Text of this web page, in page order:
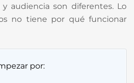
audiencia son diferentes. Lo
no tiene por qué funcionar
por: